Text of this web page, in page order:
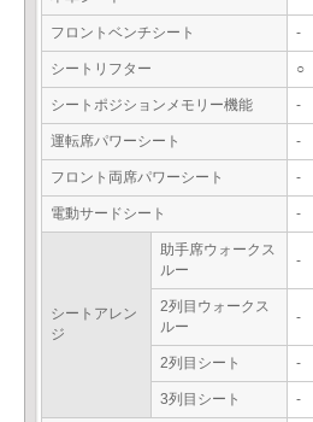
フロントベンチシート -
シートリフター ○
シートポジションメモリー機能 -
運転席パワーシート -
フロント両席パワーシート -
電動サードシート -
シートアレン
ジ
助手席ウォークス
ルー
-
2列目ウォークス
ルー
-
2列目シート -
3列目シート -